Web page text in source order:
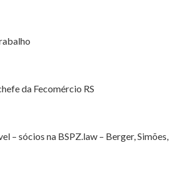
da Fecomércio RS
– sócios na BSPZ.law – Berger, Simões,